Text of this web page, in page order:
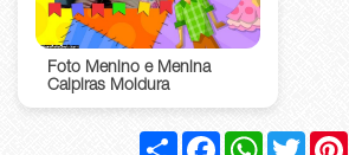
Foto Menino e Menina
Caipiras Moldura
Compartilhar
FacebookWhatsApp
Twitter